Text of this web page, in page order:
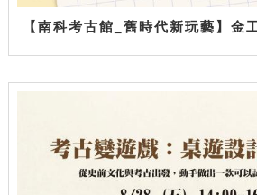
【南科考古館_舊時代新玩藝】金